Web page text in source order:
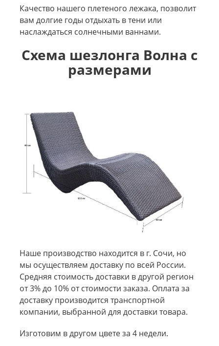
Качество нашего плетеного лежака, позволит
вам долгие годы отдыхать в тени или
наслаждаться солнечными ваннами.
Схема шезлонга Волна с
размерами
Наше производство находится в г. Сочи, но
мы осуществляем доставку по всей России.
Средняя стоимость доставки в другой регион
от 3% до 10% от стоимости заказа. Оплата за
доставку производится транспортной
компании, выбранной для доставки товара.
Изготовим в другом цвете за 4 недели.